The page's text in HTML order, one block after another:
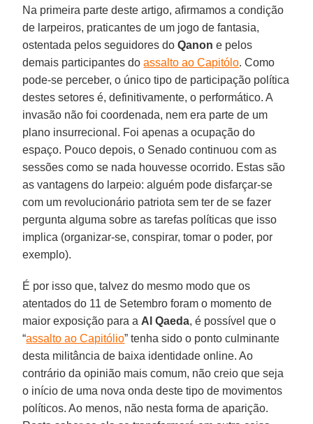
Na primeira parte deste artigo, afirmamos a condição
de larpeiros, praticantes de um jogo de fantasia,
ostentada pelos seguidores doQanon e pelos
demais participantes doassalto ao Capitólo. Como
pode-se perceber, o único tipo de participação política
destes setores é, definitivamente, o performático. A
invasão não foi coordenada, nem era parte de um
plano insurrecional. Foi apenas a ocupação do
espaço. Pouco depois, o Senado continuou com as
sessões como se nada houvesse ocorrido. Estas são
as vantagens do larpeio: alguém pode disfarçar-se
com um revolucionário patriota sem ter de se fazer
pergunta alguma sobre as tarefas políticas que isso
implica (organizar-se, conspirar, tomar o poder, por
exemplo).
É por isso que, talvez do mesmo modo que os
atentados do 11 de Setembro foram o momento de
maior exposição para a Al Qaeda, é possível que o
“assalto ao Capitólio” tenha sido o ponto culminante
desta militância de baixa identidade online. Ao
contrário da opinião mais comum, não creio que seja
o início de uma nova onda deste tipo de movimentos
políticos. Ao menos, não nesta forma de aparição.